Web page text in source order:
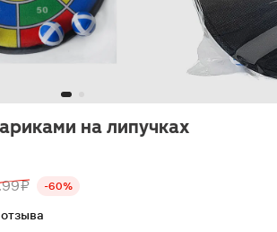
на липучках
₽ -60%